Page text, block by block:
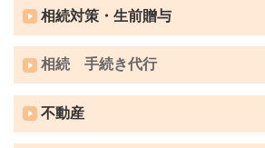
相続対策・生前贈与
相続 手続き代行
不動産